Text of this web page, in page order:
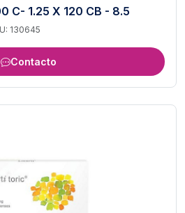
C- 1.25 X 120 CB - 8.5
130645
Contacto